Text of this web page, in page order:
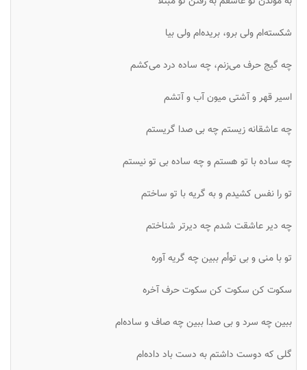
شکسته‌ام ولی برو، بریده‌ام ولی بیا
چه گیج حرف می‌زنم، چه ساده درد می‌کشم
اسیر قهر و آشتی میون آب و آتشم
چه عاشقانه زیستم چه بی صدا گریستم
چه ساده با تو هستم و چه ساده بی تو نیستم
تو را نفس کشیدم و به گریه با تو ساختم
چه دیر عاشقت شدم چه دیرتر شناختم
تو با منی و بی توأم ببین چه گریه آوره
سکوت کن سکوت کن سکوت حرف آخره
ببین چه سرد و بی صدا ببین چه صاف و ساده‌ام
گلی که دوست داشتم به دست باد داده‌ام